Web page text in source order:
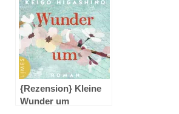
{Rezension} Kleine
Wunder um